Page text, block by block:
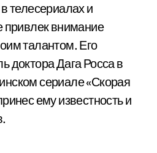
телесериалах и
привлек внимание
талантом. Его
доктора Дага Росса в
сериале «Скорая
ему известность и